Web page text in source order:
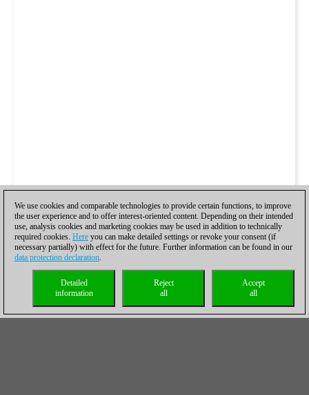
We use cookies and comparable technologies to provide certain functions, to improve
the user experience and to offer interest-oriented content. Depending on their intended
use, analysis cookies and marketing cookies may be used in addition to technically
required cookies. Here you can make detailed settings or revoke your consent (if
necessary partially) with effect for the future. Further information can be found in our
data protection declaration.
Accept
all
Reject
all
Detailed
information